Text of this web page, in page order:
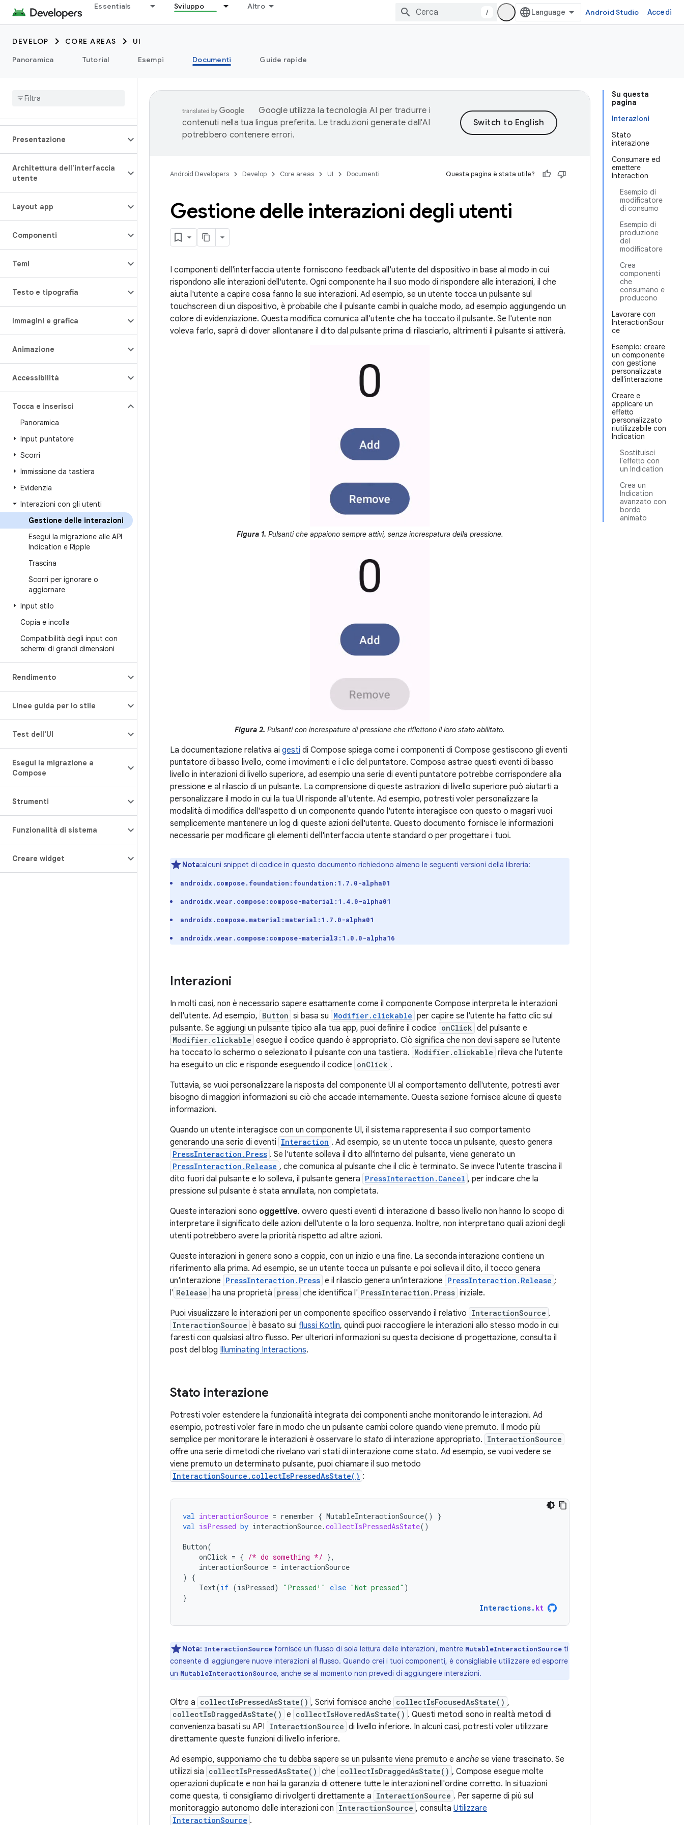
Essentials Sviluppo Altro
/ Android Studio Accedi
DEVELOP CORE AREAS
UI
Panoramica
Tutorial Esempi Documenti Guide rapide
Presentazione
Architettura dell'interfaccia
utente
Layout app
Componenti
Temi
Testo e tipografia
Immagini e grafica
Animazione
Accessibilità
Tocca e inserisci
Panoramica
Input puntatore
Scorri
Immissione da tastiera
Evidenzia
Interazioni con gli utenti
Gestione delle interazioni
Esegui la migrazione alle API
Indication e Ripple
Trascina
Scorri per ignorare o
aggiornare
Input stilo
Copia e incolla
Compatibilità degli input con
schermi di grandi dimensioni
Rendimento
Linee guida per lo stile
Test dell'UI
Esegui la migrazione a
Compose
Strumenti
Funzionalità di sistema
Creare widget
Su questa
pagina
Interazioni
Stato
interazione
Consumare ed
emettere
Interaction
Esempio di
modificatore
di consumo
Esempio di
produzione
del
modificatore
Crea
componenti
che
consumano e
producono
Lavorare con
InteractionSour
ce
Esempio: creare
un componente
con gestione
personalizzata
dell'interazione
Creare e
applicare un
effetto
personalizzato
riutilizzabile con
Indication
Sostituisci
l'effetto con
un Indication
Crea un
Indication
avanzato con
bordo
animato
Google utilizza la tecnologia AI per tradurre i
contenuti nella tua lingua preferita. Le traduzioni generate dall'AI
potrebbero contenere errori.
Android Developers Develop Core areas UI Documenti Questa pagina è stata utile?
Gestione delle interazioni degli utenti
I componenti dell'interfaccia utente forniscono feedback all'utente del dispositivo in base al modo in cui
rispondono alle interazioni dell'utente. Ogni componente ha il suo modo di rispondere alle interazioni, il che
aiuta l'utente a capire cosa fanno le sue interazioni. Ad esempio, se un utente tocca un pulsante sul
touchscreen di un dispositivo, è probabile che il pulsante cambi in qualche modo, ad esempio aggiungendo un
colore di evidenziazione. Questa modifica comunica all'utente che ha toccato il pulsante. Se l'utente non
voleva farlo, saprà di dover allontanare il dito dal pulsante prima di rilasciarlo, altrimenti il pulsante si attiverà.
Figura 1. Pulsanti che appaiono sempre attivi, senza increspatura della pressione.
Figura 2. Pulsanti con increspature di pressione che riflettono il loro stato abilitato.
La documentazione relativa ai gesti di Compose spiega come i componenti di Compose gestiscono gli eventi
puntatore di basso livello, come i movimenti e i clic del puntatore. Compose astrae questi eventi di basso
livello in interazioni di livello superiore, ad esempio una serie di eventi puntatore potrebbe corrispondere alla
pressione e al rilascio di un pulsante. La comprensione di queste astrazioni di livello superiore può aiutarti a
personalizzare il modo in cui la tua UI risponde all'utente. Ad esempio, potresti voler personalizzare la
modalità di modifica dell'aspetto di un componente quando l'utente interagisce con questo o magari vuoi
semplicemente mantenere un log di queste azioni dell'utente. Questo documento fornisce le informazioni
necessarie per modificare gli elementi dell'interfaccia utente standard o per progettare i tuoi.
Nota:alcuni snippet di codice in questo documento richiedono almeno le seguenti versioni della libreria:
androidx.compose.foundation:foundation:1.7.0-alpha01
androidx.wear.compose:compose-material:1.4.0-alpha01
androidx.compose.material:material:1.7.0-alpha01
androidx.wear.compose:compose-material3:1.0.0-alpha16
Interazioni
In molti casi, non è necessario sapere esattamente come il componente Compose interpreta le interazioni
dell'utente. Ad esempio, Button si basa su Modifier.clickable per capire se l'utente ha fatto clic sul
pulsante. Se aggiungi un pulsante tipico alla tua app, puoi definire il codice onClick del pulsante e
Modifier.clickable esegue il codice quando è appropriato. Ciò significa che non devi sapere se l'utente
ha toccato lo schermo o selezionato il pulsante con una tastiera. Modifier.clickable rileva che l'utente
ha eseguito un clic e risponde eseguendo il codice onClick .
Tuttavia, se vuoi personalizzare la risposta del componente UI al comportamento dell'utente, potresti aver
bisogno di maggiori informazioni su ciò che accade internamente. Questa sezione fornisce alcune di queste
informazioni.
Quando un utente interagisce con un componente UI, il sistema rappresenta il suo comportamento
generando una serie di eventi Interaction . Ad esempio, se un utente tocca un pulsante, questo genera
PressInteraction.Press . Se l'utente solleva il dito all'interno del pulsante, viene generato un
PressInteraction.Release , che comunica al pulsante che il clic è terminato. Se invece l'utente trascina il
dito fuori dal pulsante e lo solleva, il pulsante genera PressInteraction.Cancel , per indicare che la
pressione sul pulsante è stata annullata, non completata.
Queste interazioni sono oggettive. ovvero questi eventi di interazione di basso livello non hanno lo scopo di
interpretare il significato delle azioni dell'utente o la loro sequenza. Inoltre, non interpretano quali azioni degli
utenti potrebbero avere la priorità rispetto ad altre azioni.
Queste interazioni in genere sono a coppie, con un inizio e una fine. La seconda interazione contiene un
riferimento alla prima. Ad esempio, se un utente tocca un pulsante e poi solleva il dito, il tocco genera
un'interazione PressInteraction.Press e il rilascio genera un'interazione PressInteraction.Release ;
l' Release ha una proprietà press che identifica l' PressInteraction.Press iniziale.
Puoi visualizzare le interazioni per un componente specifico osservando il relativo InteractionSource .
InteractionSource è basato sui flussi Kotlin, quindi puoi raccogliere le interazioni allo stesso modo in cui
faresti con qualsiasi altro flusso. Per ulteriori informazioni su questa decisione di progettazione, consulta il
post del blog Illuminating Interactions.
Stato interazione
Potresti voler estendere la funzionalità integrata dei componenti anche monitorando le interazioni. Ad
esempio, potresti voler fare in modo che un pulsante cambi colore quando viene premuto. Il modo più
semplice per monitorare le interazioni è osservare lo stato di interazione appropriato. InteractionSource
offre una serie di metodi che rivelano vari stati di interazione come stato. Ad esempio, se vuoi vedere se
viene premuto un determinato pulsante, puoi chiamare il suo metodo
InteractionSource.collectIsPressedAsState() :
val interactionSource = remember { MutableInteractionSource()
}
val isPressed by interactionSource.collectIsPressedAsState()
Button(
onClick = { /* do something */ },
interactionSource = interactionSource
)
{
Text(if (isPressed) "Pressed!" else "Not pressed" )
}
Interactions. kt
Nota: InteractionSource fornisce un flusso di sola lettura delle interazioni, mentre MutableInteractionSource ti
consente di aggiungere nuove interazioni al flusso. Quando crei i tuoi componenti, è consigliabile utilizzare ed esporre
un MutableInteractionSource, anche se al momento non prevedi di aggiungere interazioni.
Oltre a collectIsPressedAsState() , Scrivi fornisce anche collectIsFocusedAsState() ,
collectIsDraggedAsState() e collectIsHoveredAsState() . Questi metodi sono in realtà metodi di
convenienza basati su API InteractionSource di livello inferiore. In alcuni casi, potresti voler utilizzare
direttamente queste funzioni di livello inferiore.
Ad esempio, supponiamo che tu debba sapere se un pulsante viene premuto e anche se viene trascinato. Se
utilizzi sia collectIsPressedAsState() che collectIsDraggedAsState() , Compose esegue molte
operazioni duplicate e non hai la garanzia di ottenere tutte le interazioni nell'ordine corretto. In situazioni
come questa, ti consigliamo di rivolgerti direttamente a InteractionSource . Per saperne di più sul
monitoraggio autonomo delle interazioni con InteractionSource , consulta Utilizzare
InteractionSource .